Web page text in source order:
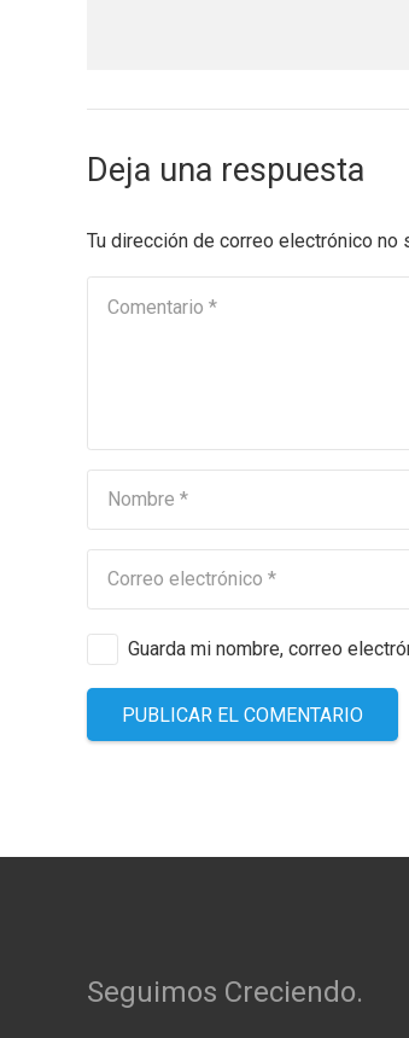
Deja una respuesta
Tu dirección de correo electrónico no
Guarda mi nombre, correo
PUBLICAR EL COMENTARIO
Seguimos Creciendo.